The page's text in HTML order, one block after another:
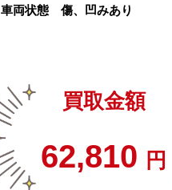
車両状態 傷、凹みあり
買取金額
62,810 円